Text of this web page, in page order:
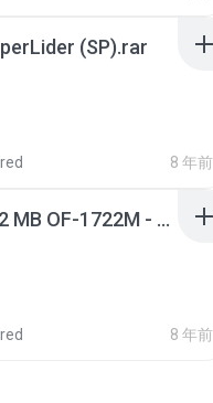
(SP).rar
8 年前
090 - Comil Svelto 2012 MB OF-1722M - Viação Cruzeiro do Sul.rar
8 年前